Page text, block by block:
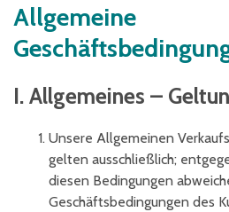
Allgemeine
I. Allgemeines –
Unsere Allgemeinen
gelten ausschließlich;
diesen Bedingungen
Geschäftsbedingungen des